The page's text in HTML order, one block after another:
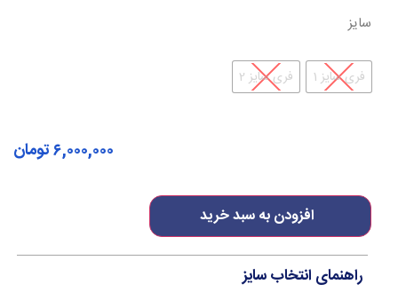
سایز
فری سایز 1 فری سایز 2
افزودن به سبد خرید
۶,۰۰۰,۰۰۰تومان
راهنمای انتخاب سایز